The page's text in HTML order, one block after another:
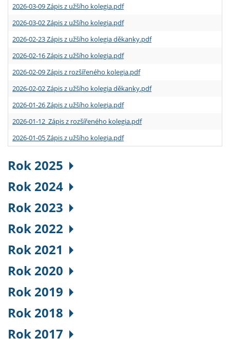
2026-03-09 Zápis z užšího kolegia.pdf
2026-03-02 Zápis z užšího kolegia.pdf
2026-02-23 Zápis z užšího kolegia děkanky.pdf
2026-02-16 Zápis z užšího kolegia.pdf
2026-02-09 Zápis z rozšířeného kolegia.pdf
2026-02-02 Zápis z užšího kolegia děkanky.pdf
2026-01-26 Zápis z užšího kolegia.pdf
2026-01-12 Zápis z rozšířeného kolegia.pdf
2026-01-05 Zápis z užšího kolegia.pdf
Rok 2025
Rok 2024
Rok 2023
Rok 2022
Rok 2021
Rok 2020
Rok 2019
Rok 2018
Rok 2017